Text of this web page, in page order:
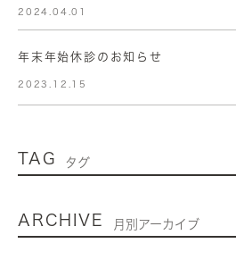
2024.04.01
年末年始休診のお知らせ
2023.12.15
TAG タグ
ARCHIVE 月別アーカイブ